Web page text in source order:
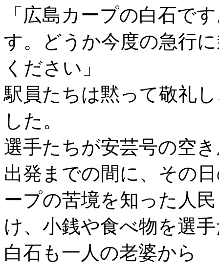
「広島カープの白石で
す。どうか今度の急行
ください」
駅員たちは黙って敬礼
した。
選手たちが安芸号の空
出発までの間に、その
ープの苦境を知った人
け、小銭や食べ物を選
白石も一人の老婆から